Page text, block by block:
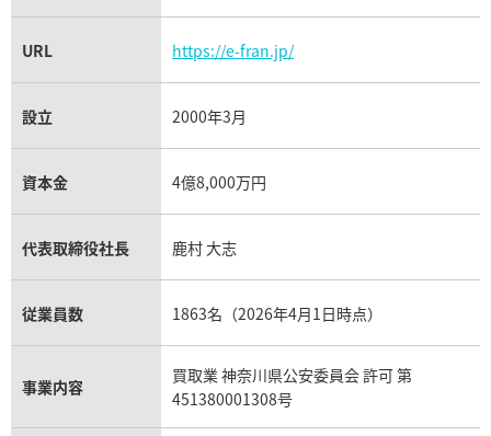
URL https://e-fran.jp/
設立 2000年3月
資本金 4億8,000万円
代表取締役社長 鹿村 大志
従業員数 1863名（2026年4月1日時点）
事業内容
買取業 神奈川県公安委員会 許可 第
451380001308号